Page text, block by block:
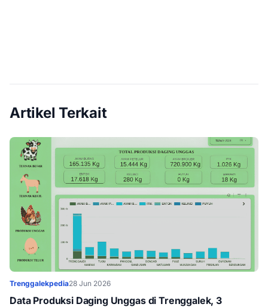
Artikel Terkait
Trenggalekpedia28 Jun 2026
Data Produksi Daging Unggas di Trenggalek, 3